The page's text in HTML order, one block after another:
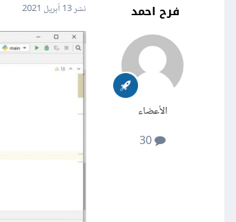
فرح احمد
الأعضاء
نشر13 أبريل 2021